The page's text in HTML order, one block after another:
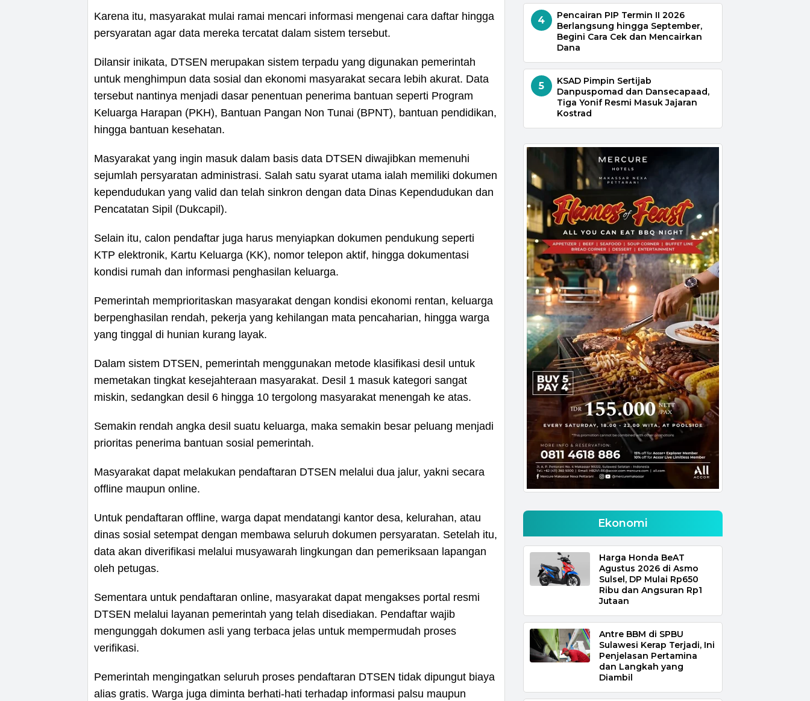
Karena itu, masyarakat mulai ramai mencari informasi mengenai cara daftar hingga
persyaratan agar data mereka tercatat dalam sistem tersebut.
Dilansir inikata, DTSEN merupakan sistem terpadu yang digunakan pemerintah
untuk menghimpun data sosial dan ekonomi masyarakat secara lebih akurat. Data
tersebut nantinya menjadi dasar penentuan penerima bantuan seperti Program
Keluarga Harapan (PKH), Bantuan Pangan Non Tunai (BPNT), bantuan pendidikan,
hingga bantuan kesehatan.
Masyarakat yang ingin masuk dalam basis data DTSEN diwajibkan memenuhi
sejumlah persyaratan administrasi. Salah satu syarat utama ialah memiliki dokumen
kependudukan yang valid dan telah sinkron dengan data Dinas Kependudukan dan
Pencatatan Sipil (Dukcapil).
Selain itu, calon pendaftar juga harus menyiapkan dokumen pendukung seperti
KTP elektronik, Kartu Keluarga (KK), nomor telepon aktif, hingga dokumentasi
kondisi rumah dan informasi penghasilan keluarga.
Pemerintah memprioritaskan masyarakat dengan kondisi ekonomi rentan, keluarga
berpenghasilan rendah, pekerja yang kehilangan mata pencaharian, hingga warga
yang tinggal di hunian kurang layak.
Dalam sistem DTSEN, pemerintah menggunakan metode klasifikasi desil untuk
memetakan tingkat kesejahteraan masyarakat. Desil 1 masuk kategori sangat
miskin, sedangkan desil 6 hingga 10 tergolong masyarakat menengah ke atas.
Semakin rendah angka desil suatu keluarga, maka semakin besar peluang menjadi
prioritas penerima bantuan sosial pemerintah.
Masyarakat dapat melakukan pendaftaran DTSEN melalui dua jalur, yakni secara
offline maupun online.
Untuk pendaftaran offline, warga dapat mendatangi kantor desa, kelurahan, atau
dinas sosial setempat dengan membawa seluruh dokumen persyaratan. Setelah itu,
data akan diverifikasi melalui musyawarah lingkungan dan pemeriksaan lapangan
oleh petugas.
Sementara untuk pendaftaran online, masyarakat dapat mengakses portal resmi
DTSEN melalui layanan pemerintah yang telah disediakan. Pendaftar wajib
mengunggah dokumen asli yang terbaca jelas untuk mempermudah proses
verifikasi.
Pemerintah mengingatkan seluruh proses pendaftaran DTSEN tidak dipungut biaya
alias gratis. Warga juga diminta berhati-hati terhadap informasi palsu maupun
4
Pencairan PIP Termin II 2026
Berlangsung hingga September,
Begini Cara Cek dan Mencairkan
Dana
5
KSAD Pimpin Sertijab
Danpuspomad dan Dansecapaad,
Tiga Yonif Resmi Masuk Jajaran
Kostrad
Ekonomi
Harga Honda BeAT
Agustus 2026 di Asmo
Sulsel, DP Mulai Rp650
Ribu dan Angsuran Rp1
Jutaan
Antre BBM di SPBU
Sulawesi Kerap Terjadi, Ini
Penjelasan Pertamina
dan Langkah yang
Diambil